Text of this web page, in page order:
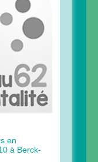
en
à Berck-